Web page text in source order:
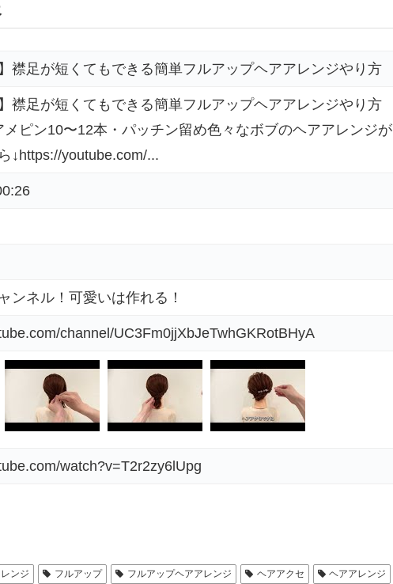
襟足が短くてもできる簡単フルアップヘアアレンジやり方
襟足が短くてもできる簡単フルアップヘアアレンジやり方
メピン10〜12本・パッチン留め色々なボブのヘアアレンジが
↓https://youtube.com/...
ンネル！可愛いは作れる！
channel/UC3Fm0jjXbJeTwhGKRotBHyA
watch?v=T2r2zy6lUpg
ンジ フルアップ フルアップヘアアレンジ ヘアアクセ ヘアアレンジ